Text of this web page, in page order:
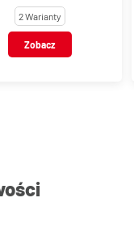
7 Wariantów
Zobacz